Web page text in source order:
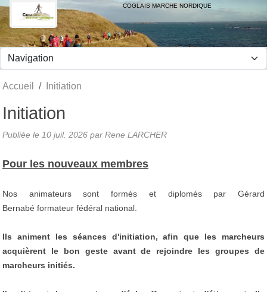
COGLAIS MARCHE NORDIQUE
Accueil Initiation
Initiation
Publiée le 10 juil. 2026 par Rene LARCHER
Pour les nouveaux membres
Nos animateurs sont formés et diplomés par Gérard
Bernabé formateur fédéral national.
Ils animent les séances d'initiation, afin que les marcheurs
acquièrent le bon geste avant de rejoindre les groupes de
marcheurs initiés.
Panneau de gestion des cookies